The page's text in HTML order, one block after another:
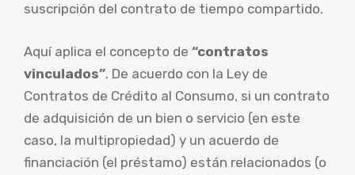
suscripción del contrato de tiempo compartido.
Aquí aplica el concepto de “contratos
vinculados”. De acuerdo con la Ley de
Contratos de Crédito al Consumo, si un contrato
de adquisición de un bien o servicio (en este
caso, la multipropiedad) y un acuerdo de
financiación (el préstamo) están relacionados (o